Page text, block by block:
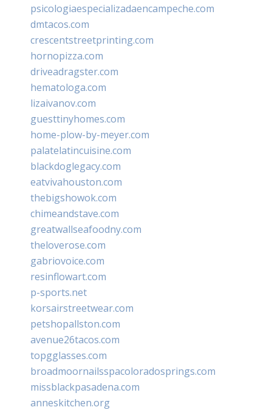
psicologiaespecializadaencampeche.com
dmtacos.com
crescentstreetprinting.com
hornopizza.com
driveadragster.com
hematologa.com
lizaivanov.com
guesttinyhomes.com
home-plow-by-meyer.com
palatelatincuisine.com
blackdoglegacy.com
eatvivahouston.com
thebigshowok.com
chimeandstave.com
greatwallseafoodny.com
theloverose.com
gabriovoice.com
resinflowart.com
p-sports.net
korsairstreetwear.com
petshopallston.com
avenue26tacos.com
topgglasses.com
broadmoornailsspacoloradosprings.com
missblackpasadena.com
anneskitchen.org